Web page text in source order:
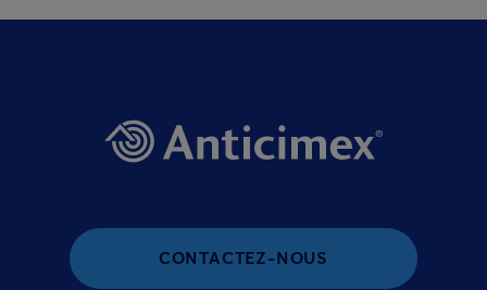
CONTACTEZ-NOUS